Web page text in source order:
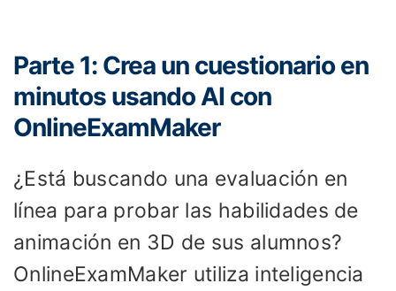
Parte 1: Crea un cuestionario en
minutos usando AI con
OnlineExamMaker
¿Está buscando una evaluación en
línea para probar las habilidades de
animación en 3D de sus alumnos?
OnlineExamMaker utiliza inteligencia